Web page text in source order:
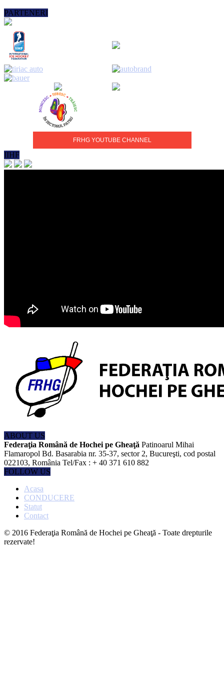
PARTENERI
FRHG YOUTUBE CHANNEL
IIHF
ABOUT US
Federaţia Română de Hochei pe Gheaţă Patinoarul Mihai
Flamaropol Bd. Basarabia nr. 35-37, sector 2, Bucureşti, cod postal
022103, România Tel/Fax : + 40 371 610 882
FOLLOW US
Acasa
CONDUCERE
Statut
Contact
© 2016 Federaţia Română de Hochei pe Gheaţă - Toate drepturile
rezervate!